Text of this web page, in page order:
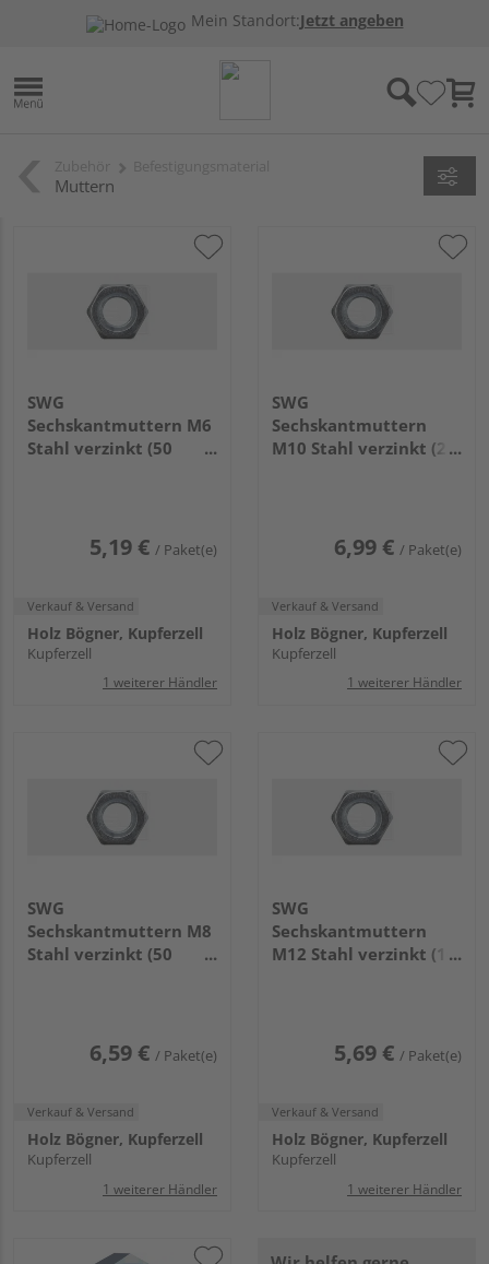
Mein Standort:Jetzt angeben
Muttern
SWG
Sechskantmuttern M6
Stahl verzinkt (50
5,19 € / Paket(e)
Verkauf & Versand
Holz Bögner, Kupferzell
Kupferzell
1 weiterer Händler
SWG
Sechskantmuttern
M10 Stahl verzinkt (25
6,99 € / Paket(e)
Verkauf & Versand
Holz Bögner, Kupferzell
Kupferzell
1 weiterer Händler
SWG
Sechskantmuttern M8
Stahl verzinkt (50
6,59 € / Paket(e)
Verkauf & Versand
Holz Bögner, Kupferzell
Kupferzell
1 weiterer Händler
SWG
Sechskantmuttern
M12 Stahl verzinkt (10
5,69 € / Paket(e)
Verkauf & Versand
Holz Bögner, Kupferzell
Kupferzell
1 weiterer Händler